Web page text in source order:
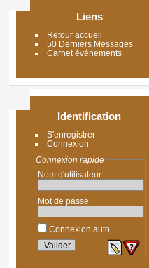
Liens
Retour accueil
50 Derniers Messages
Carnet événements
Identification
S'enregistrer
Connexion
Connexion rapide
Nom d'utilisateur
Mot de passe
Connexion auto